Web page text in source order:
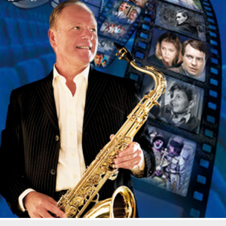
является Луи Армстронг.
Это нужно видеть, это нужно слышать, и каждый
раз хочется сказать: «Запомни этот момент!»
Иван Васильев (Olympic Brass) – виртуозный
трубач, работающий в направлениях джаза и рок-
музыки, композитор и аранжировщик. Выступал в
составе многих известных джазовых коллективов,
участник группы "ДДТ" с 1999 по 2014 гг, лауреат
петербургского фестиваля-конкурса "Триумф
джаза".
Константин Маминов – саксофонист, солист
многих профессиональных ансамблей и
оркестров, в числе которых – оркестр "Саксофоны
Санкт-Петербурга" п/у Г.Л.Гольштейна, участник
различных фестивалей нашей страны. Константин
известен как яркий универсальный музыкант,
владеющий разными стилями джаза и